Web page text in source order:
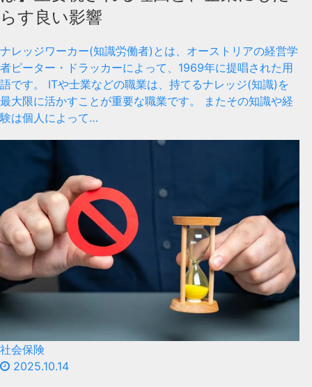
らす良い影響
ナレッジワーカー(知識労働者)とは、オーストリアの経営学
者ピーター・ドラッカーによって、1969年に提唱された用
語です。 ITや士業などの職業は、持てるナレッジ(知識)を
最大限に活かすことが重要な職業です。 またその知識や経
験は個人によって…
社会保険
2025.10.14